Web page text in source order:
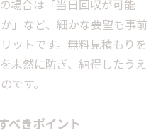
場合は「当日回収が可能
」など、細かな要望も事前
ットです。無料見積もりを
未然に防ぎ、納得したうえ
です。
べきポイント